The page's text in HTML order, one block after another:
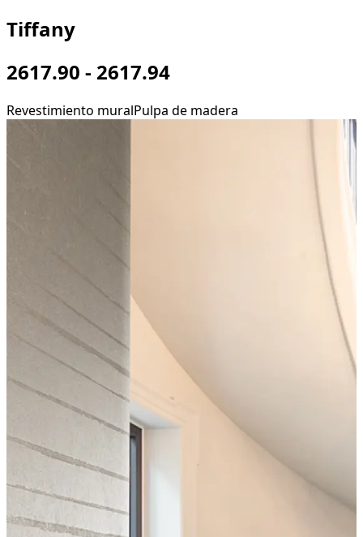
Tiffany
2617.90 - 2617.94
Revestimiento muralPulpa de madera